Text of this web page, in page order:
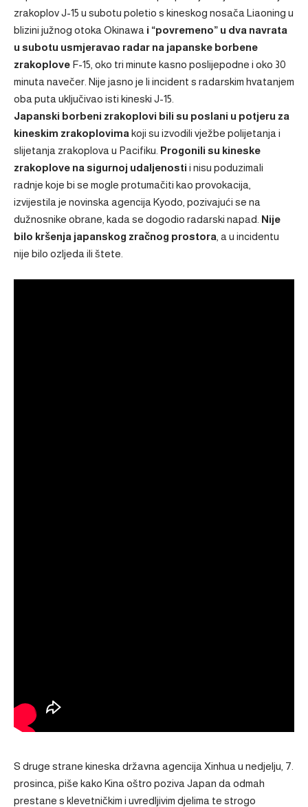
zrakoplov J-15 u subotu poletio s kineskog nosača Liaoning u
blizini južnog otoka Okinawa i “povremeno” u dva navrata
u subotu usmjeravao radar na japanske borbene
zrakoplove F-15, oko tri minute kasno poslijepodne i oko 30
minuta navečer. Nije jasno je li incident s radarskim hvatanjem
oba puta uključivao isti kineski J-15.
Japanski borbeni zrakoplovi bili su poslani u potjeru za
kineskim zrakoplovima koji su izvodili vježbe polijetanja i
slijetanja zrakoplova u Pacifiku. Progonili su kineske
zrakoplove na sigurnoj udaljenosti i nisu poduzimali
radnje koje bi se mogle protumačiti kao provokacija,
izvijestila je novinska agencija Kyodo, pozivajući se na
dužnosnike obrane, kada se dogodio radarski napad. Nije
bilo kršenja japanskog zračnog prostora , a u incidentu
nije bilo ozljeda ili štete.
S druge strane kineska državna agencija Xinhua u nedjelju, 7.
prosinca, piše kako Kina oštro poziva Japan da odmah
prestane s klevetničkim i uvredljivim djelima te strogo